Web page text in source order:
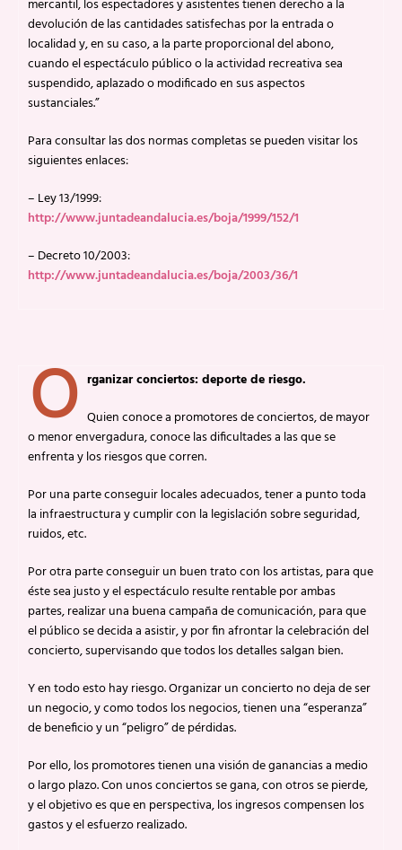
mercantil, los espectadores y asistentes tienen derecho a la
devolución de las cantidades satisfechas por la entrada o
localidad y, en su caso, a la parte proporcional del abono,
cuando el espectáculo público o la actividad recreativa sea
suspendido, aplazado o modificado en sus aspectos
sustanciales.”
Para consultar las dos normas completas se pueden visitar los
siguientes enlaces:
– Ley 13/1999:
http://www.juntadeandalucia.es/boja/1999/152/1
– Decreto 10/2003:
http://www.juntadeandalucia.es/boja/2003/36/1
O rganizar conciertos: deporte de riesgo.
Quien conoce a promotores de conciertos, de mayor
o menor envergadura, conoce las dificultades a las que se
enfrenta y los riesgos que corren.
Por una parte conseguir locales adecuados, tener a punto toda
la infraestructura y cumplir con la legislación sobre seguridad,
ruidos, etc.
Por otra parte conseguir un buen trato con los artistas, para que
éste sea justo y el espectáculo resulte rentable por ambas
partes, realizar una buena campaña de comunicación, para que
el público se decida a asistir, y por fin afrontar la celebración del
concierto, supervisando que todos los detalles salgan bien.
Y en todo esto hay riesgo. Organizar un concierto no deja de ser
un negocio, y como todos los negocios, tienen una “esperanza”
de beneficio y un “peligro” de pérdidas.
Por ello, los promotores tienen una visión de ganancias a medio
o largo plazo. Con unos conciertos se gana, con otros se pierde,
y el objetivo es que en perspectiva, los ingresos compensen los
gastos y el esfuerzo realizado.